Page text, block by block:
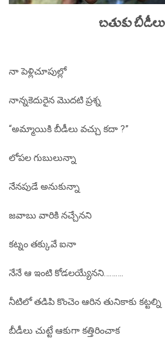
బతుకు బీడీలు
నా పెళ్లిచూపుల్లో
నాన్నకెదురైన మొదటి ప్రశ్న
“అమ్మాయికి బీడీలు వచ్చు కదా ?”
లోపల గుబులున్నా
నేనపుడే అనుకున్నా
జవాబు వారికి నచ్చేనని
కట్నం తక్కువే ఐనా
నేనే ఆ ఇంటి కోడలయ్యేనని……….
నీటిలో తడిపి కొంచెం ఆరిన తునికాకు కట్టల్ని
బీడీలు చుట్టే ఆకుగా కత్తిరించాక